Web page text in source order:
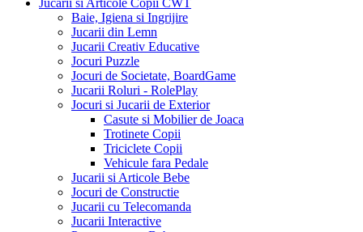
Jucarii si Articole Copii CWT
Baie, Igiena si Ingrijire
Jucarii din Lemn
Jucarii Creativ Educative
Jocuri Puzzle
Jocuri de Societate, BoardGame
Jucarii Roluri - RolePlay
Jocuri si Jucarii de Exterior
Casute si Mobilier de Joaca
Trotinete Copii
Triciclete Copii
Vehicule fara Pedale
Jucarii si Articole Bebe
Jocuri de Constructie
Jucarii cu Telecomanda
Jucarii Interactive